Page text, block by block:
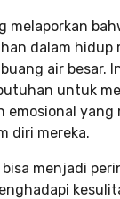
melaporkan
dalam hidup
air besar.
untuk
emosional
diri mereka.
menjadi